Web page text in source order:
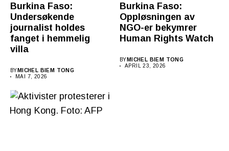
Burkina Faso:
Undersøkende
journalist holdes
fanget i hemmelig
villa
BY MICHEL BIEM TONG
MAI 7, 2026
Burkina Faso:
Oppløsningen av
NGO-er bekymrer
Human Rights Watch
BY MICHEL BIEM TONG
APRIL 23, 2026